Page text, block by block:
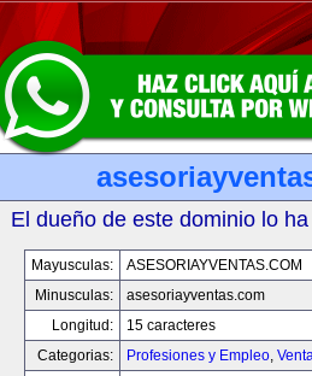
El dueño de este dominio lo
Mayusculas:
ASESORIAYVENTAS.COM
Minusculas:
asesoriayventas.com
Longitud:
15 caracteres
Categorias:
Profesiones y Empleo,